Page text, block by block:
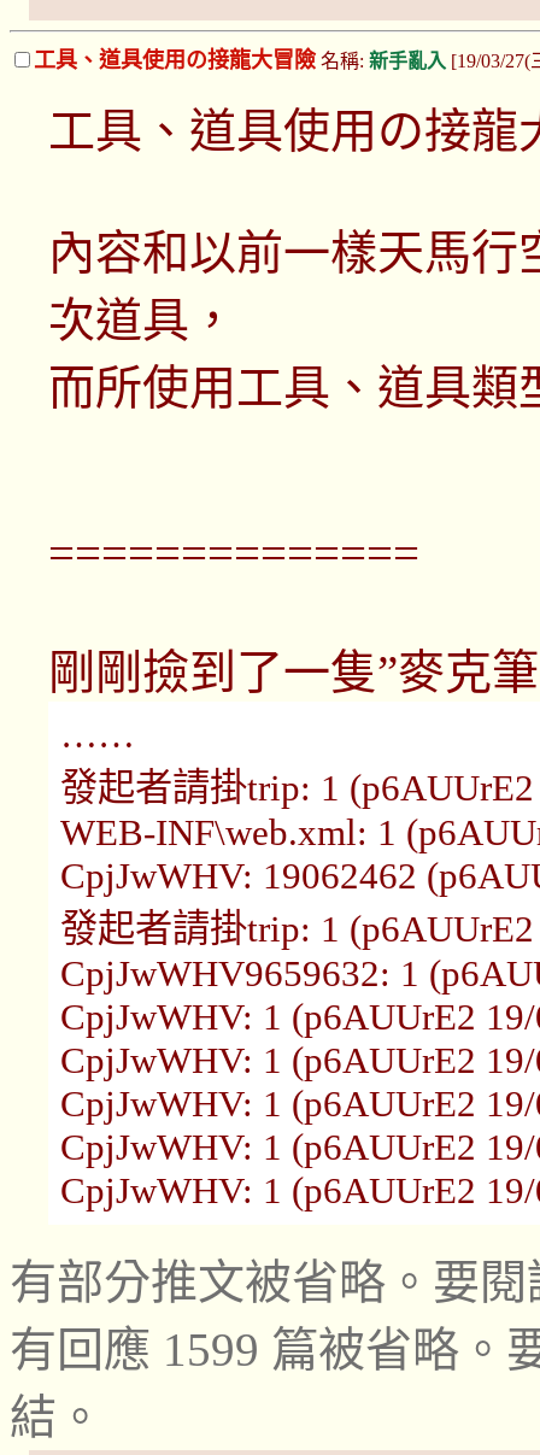
工具、道具使用の接龍大冒險 名稱: 新手亂入 [19/03/
工具、道具使用の接龍
內容和以前一樣天馬
次道具，
而所使用工具、道具類
==============
剛剛撿到了一隻”麥克
……
發起者請掛trip: 1
WEB-INF\web.xml: 1
CpjJwWHV: 19062462
發起者請掛trip: 1
CpjJwWHV9659632: 1
CpjJwWHV: 1 (p6AUUrE2
CpjJwWHV: 1 (p6AUUrE2
CpjJwWHV: 1 (p6AUUrE2
CpjJwWHV: 1 (p6AUUrE2
CpjJwWHV: 1 (p6AUUrE2
有部分推文被省略。要
有回應 1599 篇被省略。
結。